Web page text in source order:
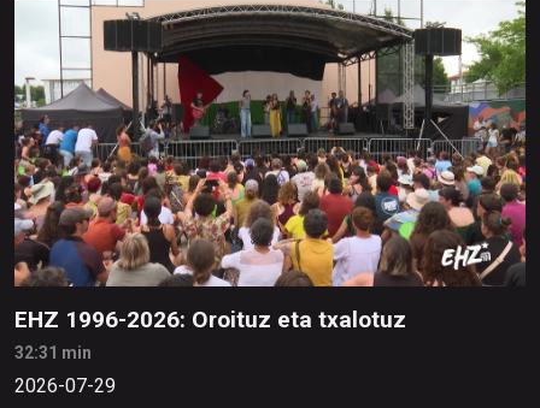
EHZ 1996-2026: Oroituz eta txalotuz
32:31 min
2026-07-29